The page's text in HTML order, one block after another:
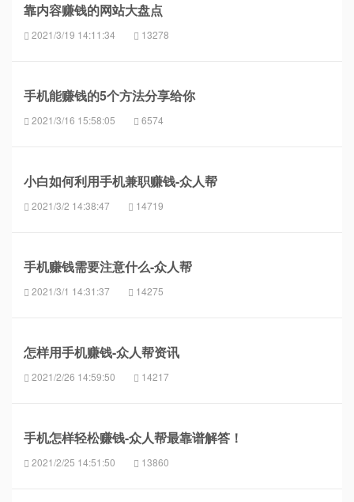
靠内容赚钱的网站大盘点
2021/3/19 14:11:34 13278
手机能赚钱的5个方法分享给你
2021/3/16 15:58:05 6574
小白如何利用手机兼职赚钱-众人帮
2021/3/2 14:38:47 14719
手机赚钱需要注意什么-众人帮
2021/3/1 14:31:37 14275
怎样用手机赚钱-众人帮资讯
2021/2/26 14:59:50 14217
手机怎样轻松赚钱-众人帮最靠谱解答！
2021/2/25 14:51:50 13860